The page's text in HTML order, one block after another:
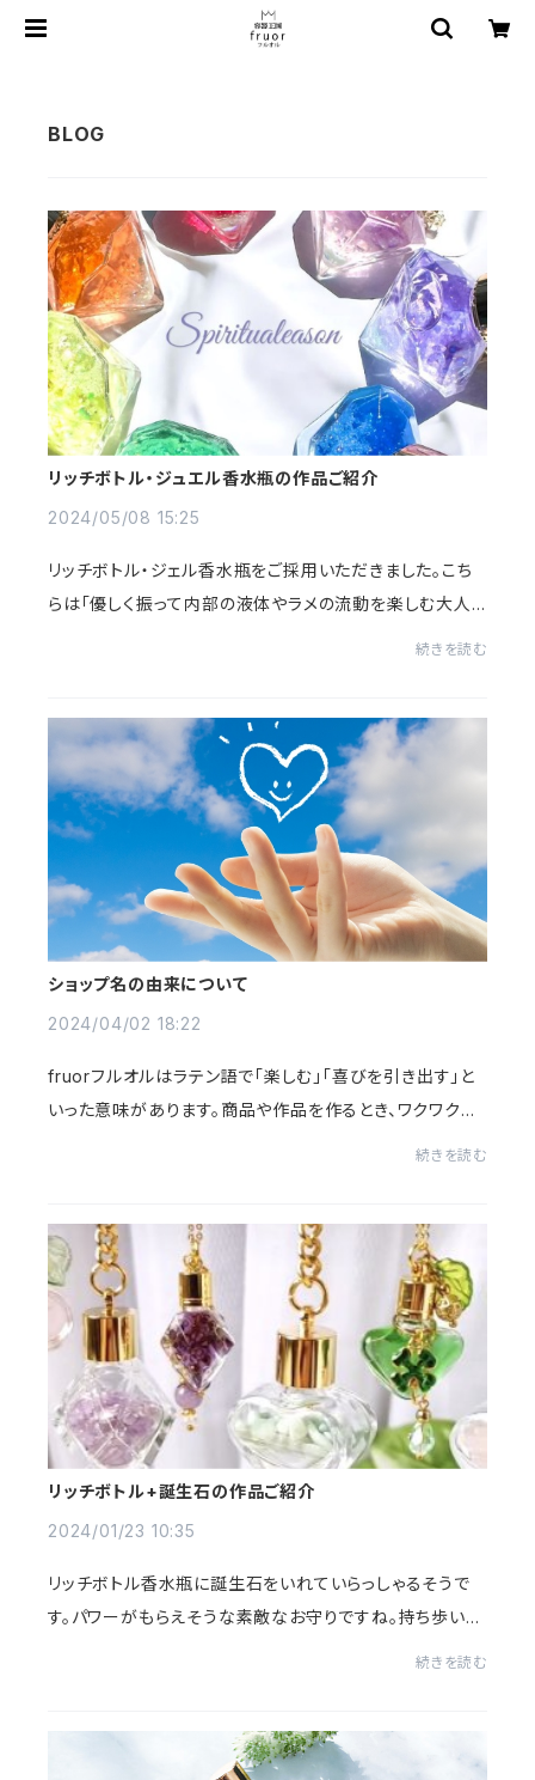
リッチボトル・ジュエル香水瓶の作品ご紹介
2024/05/08 15:25
リッチボトル・ジェル香水瓶をご採用いただきました。こち
らは「優しく振って内部の液体やラメの流動を楽しむ大人
続きを読む
ショップ名の由来について
2024/04/02 18:22
fruorフルオルはラテン語で「楽しむ」「喜びを引き出す」と
いった意味があります。商品や作品を作るとき、ワクワクし
続きを読む
リッチボトル+誕生石の作品ご紹介
2024/01/23 10:35
リッチボトル香水瓶に誕生石をいれていらっしゃるそうで
す。パワーがもらえそうな素敵なお守りですね。持ち歩いた
続きを読む